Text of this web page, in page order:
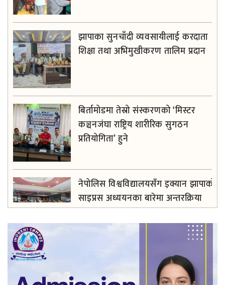
झापाका सुनचाँदी व्यवसायीलाई करदाता
शिक्षा तथा अभिमुखीकरण तालिम प्रदान
बिर्तामोडमा तेस्रो संस्करणको ‘मिस्टर
कञ्चनजंघा राष्ट्रिय शारीरिक सुगठन
प्रतियोगिता’ हुने
नेपोलिस विश्वविद्यालयसँग इक्यान झापाको
साइप्रस अध्ययनका बारेमा अन्तरक्रिया
फरार अभियुक्त ओलीसामु झापा प्रहरी निरीह